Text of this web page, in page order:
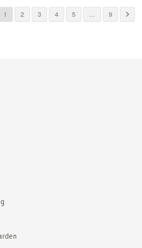
1 2 3 4 5 ... 9